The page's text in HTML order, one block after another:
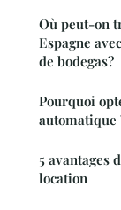
Où peut-on
Espagne
de bodegas?
Pourquoi
automatique
5 avantages
location